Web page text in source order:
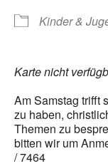
Kinder &
Karte nicht
Am Samstag trifft
zu haben,
Themen zu
bitten wir um
/ 7464